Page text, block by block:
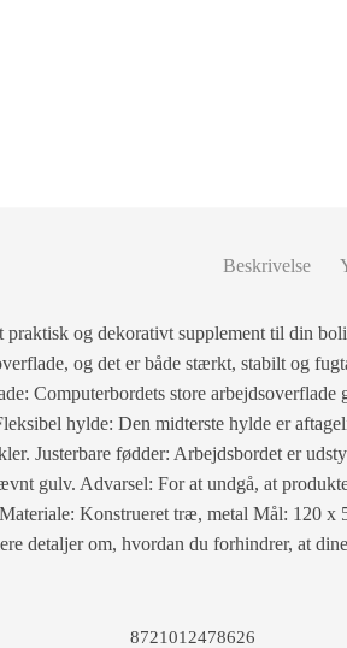
Beskrivelse
praktisk og dekorativt supplement til din
og det er både stærkt, stabilt og
Computerbordets store
hylde: Den midterste hylde er
Justerbare fødder: Arbejdsbordet er
gulv. Advarsel: For at undgå, at
Konstrueret træ, metal Mål: 120
detaljer om, hvordan du forhindrer, at
8721012478626